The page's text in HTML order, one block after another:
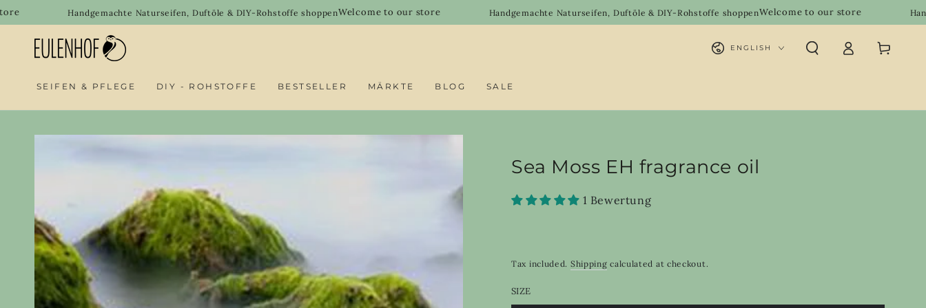
SKIP TO
CONTENT
Handgemachte Naturseifen, Duftöle & DIY-Rohstoffe shoppenWelcome to our store Handgemachte Naturseifen, Duftöle & DIY-Rohstoffe shoppenWelcome to our store Handgemachte
SEIFEN & PFLEGE DIY - ROHSTOFFE BESTSELLER MÄRKTE BLOG SALE
Language
ENGLISH
Log
in
Cart
Sea Moss EH fragrance oil
1 Bewertung
Tax included. Shipping calculated at checkout.
SIZE